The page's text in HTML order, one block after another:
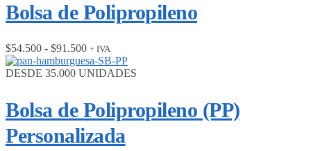
Bolsa de Polipropileno
$54.500 - $91.500Rango
de
precios:
hasta
$91.500
+ IVA
DESDE 35.000 UNIDADES
Bolsa de Polipropileno (PP)
Personalizada